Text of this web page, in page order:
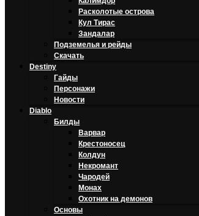
Расколотые острова
Кул Тирас
Зандалар
Подземелья и рейды
Скачать
Destiny
Гайды
Персонажи
Новости
Diablo
Билды
Варвар
Крестоносец
Колдун
Некромант
Чародей
Монах
Охотник на демонов
Основы